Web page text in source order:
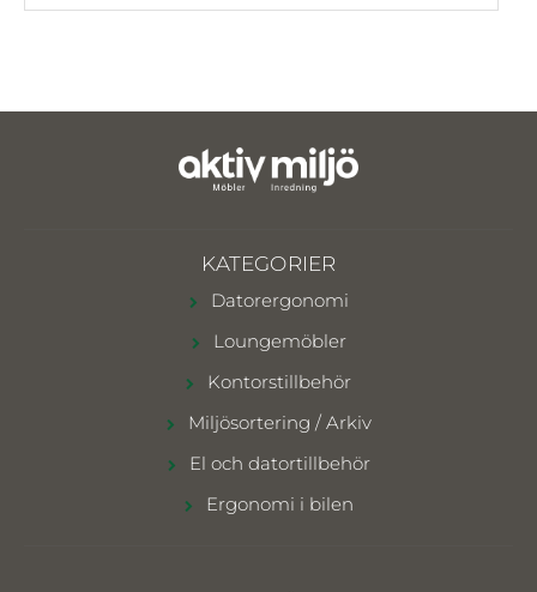
KATEGORIER
Datorergonomi
Loungemöbler
Kontorstillbehör
Miljösortering / Arkiv
El och datortillbehör
Ergonomi i bilen